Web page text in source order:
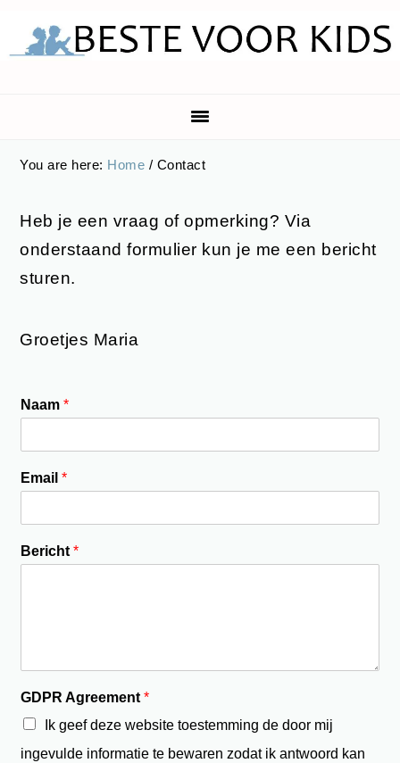
You are here: Home / Contact
Heb je een vraag of opmerking? Via
onderstaand formulier kun je me een bericht
sturen.
Groetjes Maria
Naam*
Email*
Bericht*
GDPR Agreement*
Ik geef deze website toestemming de door mij
ingevulde informatie te bewaren zodat ik antwoord kan